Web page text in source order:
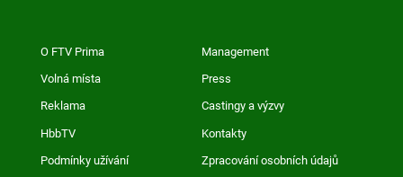
O FTV Prima Management
Volná místa Press
Reklama Castingy a výzvy
HbbTV Kontakty
Podmínky užívání Zpracování osobních údajů